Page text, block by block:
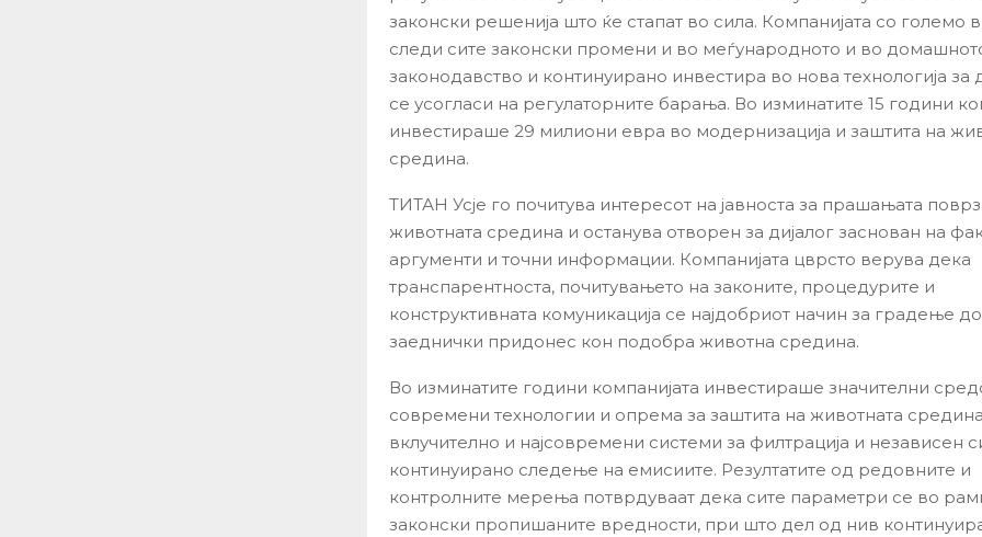
законски решенија што ќе стапат во сила. Компанијата со големо
следи сите законски промени и во меѓународното и во
законодавство и континуирано инвестира во нова технологија
се усогласи на регулаторните барања. Во изминатите 15 години
инвестираше 29 милиони евра во модернизација и заштита на
средина.
ТИТАН Усје го почитува интересот на јавноста за прашањата
животната средина и останува отворен за дијалог заснован на
аргументи и точни информации. Компанијата цврсто верува дека
транспарентноста, почитувањето на законите, процедурите и
конструктивната комуникација се најдобриот начин за градење
заеднички придонес кон подобра животна средина.
Во изминатите години компанијата инвестираше значителни
современи технологии и опрема за заштита на животната
вклучително и најсовремени системи за филтрација и независен
континуирано следење на емисиите. Резултатите од редовните и
контролните мерења потврдуваат дека сите параметри се во
законски пропишаните вредности, при што дел од нив